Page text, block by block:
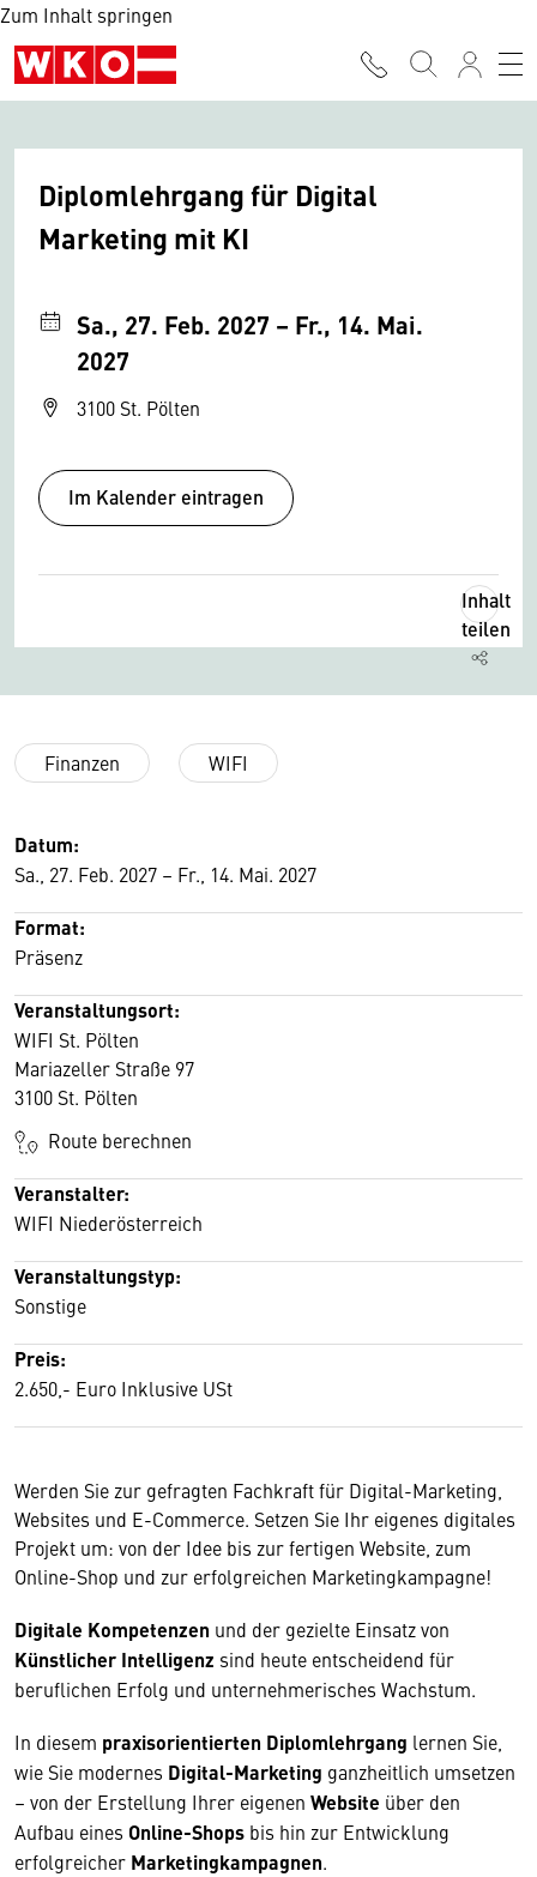
Zum Inhalt springen
Diplomlehrgang für Digital
Marketing mit KI
Sa., 27. Feb. 2027 – Fr., 14. Mai.
2027
3100 St. Pölten
Im Kalender eintragen
Inhalt
teilen
Finanzen WIFI
Datum:
Sa., 27. Feb. 2027 – Fr., 14. Mai. 2027
Format:
Präsenz
Veranstaltungsort:
WIFI St. Pölten
Mariazeller Straße 97
3100 St. Pölten
Route berechnen
Veranstalter:
WIFI Niederösterreich
Veranstaltungstyp:
Sonstige
Preis:
2.650,- Euro Inklusive USt
Werden Sie zur gefragten Fachkraft für Digital-Marketing,
Websites und E-Commerce. Setzen Sie Ihr eigenes digitales
Projekt um: von der Idee bis zur fertigen Website, zum
Online-Shop und zur erfolgreichen Marketingkampagne!
Digitale Kompetenzen und der gezielte Einsatz von
Künstlicher Intelligenz sind heute entscheidend für
beruflichen Erfolg und unternehmerisches Wachstum.
In diesem praxisorientierten Diplomlehrgang lernen Sie,
wie Sie modernes Digital-Marketing ganzheitlich umsetzen
– von der Erstellung Ihrer eigenen Website über den
Aufbau eines Online-Shops bis hin zur Entwicklung
erfolgreicher Marketingkampagnen.